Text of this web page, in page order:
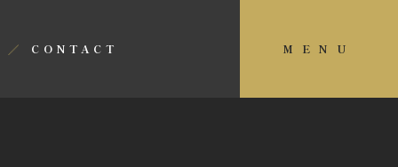
CONTACT MENU